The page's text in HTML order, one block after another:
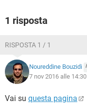
1 risposta
RISPOSTA 1 / 1
Noureddine Bouzidi
7 nov 2016 alle 14:30
Vai su questa pagina